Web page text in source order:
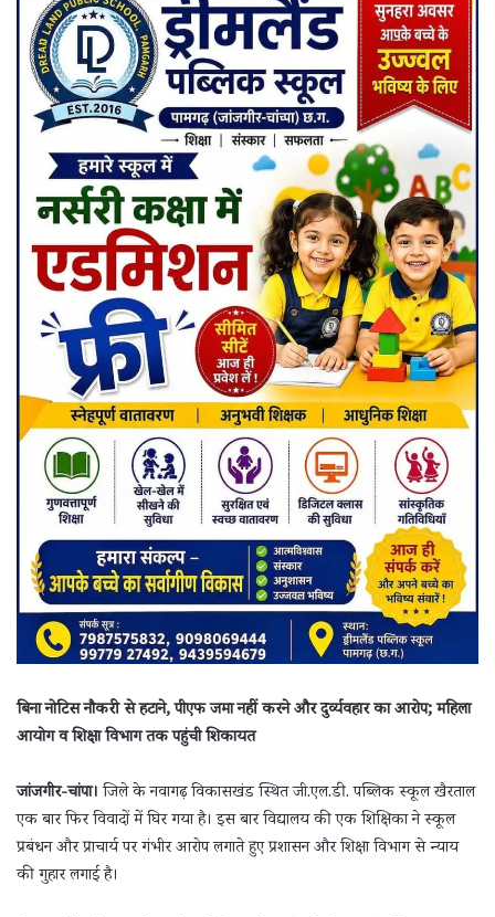
बिना नोटिस नौकरी से हटाने, पीएफ जमा नहीं करने और दुर्व्यवहार का आरोप; महिला
आयोग व शिक्षा विभाग तक पहुंची शिकायत
जांजगीर-चांपा।जिले के नवागढ़ विकासखंड स्थित जी.एल.डी. पब्लिक स्कूल खैरताल
एक बार फिर विवादों में घिर गया है। इस बार विद्यालय की एक शिक्षिका ने स्कूल
प्रबंधन और प्राचार्य पर गंभीर आरोप लगाते हुए प्रशासन और शिक्षा विभाग से न्याय
की गुहार लगाई है।